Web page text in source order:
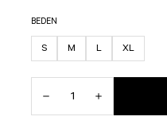
BEDEN
S M L XL